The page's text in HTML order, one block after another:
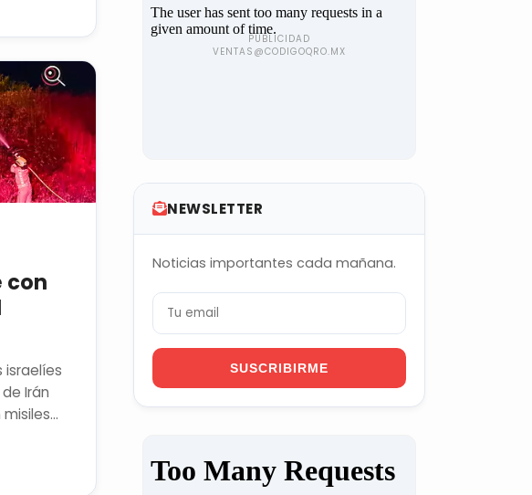
con
israelíes
Irán
NEWSLETTER
Noticias importantes cada mañana.
SUSCRIBIRME